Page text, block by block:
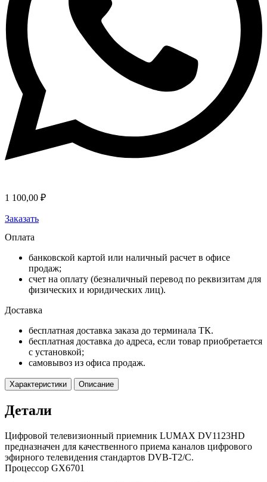
1 100,00 ₽
Заказать
Оплата
банковской картой или наличный расчет в офисе
продаж;
счет на оплату (безналичный перевод по реквизитам для
физических и юридических лиц).
Доставка
бесплатная доставка заказа до терминала ТК.
бесплатная доставка до адреса, если товар приобретается
с установкой;
самовывоз из офиса продаж.
Характеристики Описание
Детали
Цифровой телевизионный приемник LUMAX DV1123HD
предназначен для качественного приема каналов цифрового
эфирного телевидения стандартов DVB-T2/С.
Процессор GX6701